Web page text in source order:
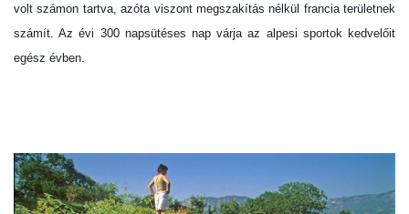
volt számon tartva, azóta viszont megszakítás nélkül francia területnek
számít. Az évi 300 napsütéses nap várja az alpesi sportok kedvelőit
egész évben.